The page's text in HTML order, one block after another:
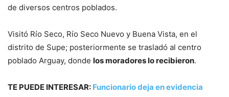
de diversos centros poblados.
Visitó Río Seco, Río Seco Nuevo y Buena Vista, en el
distrito de Supe; posteriormente se trasladó al centro
poblado Arguay, donde los moradores lo recibieron.
TE PUEDE INTERESAR: Funcionario deja en evidencia